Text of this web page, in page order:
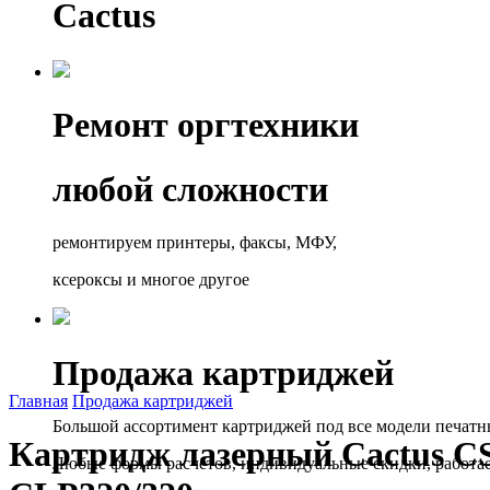
Cactus
Ремонт оргтехники
любой сложности
ремонтируем принтеры, факсы, МФУ,
ксероксы и многое другое
Продажа картриджей
Большой ассортимент картриджей под все модели
Любые формы расчётов, индивидуальные скидки,
Главная Продажа картриджей
Картридж лазерный Cactus